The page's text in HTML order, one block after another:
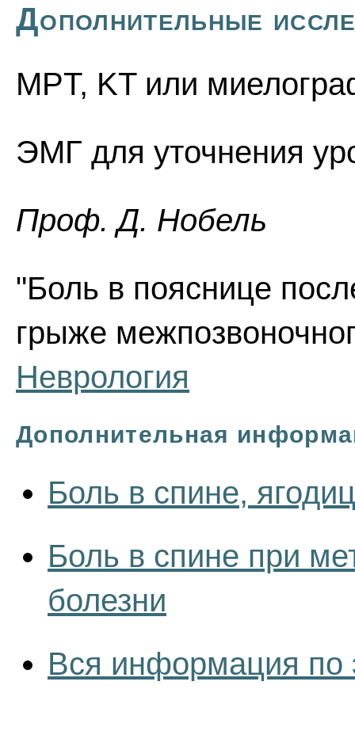
Дополнительные
MPT, KT или
ЭМГ для уточнения
Проф. Д. Нобель
"Боль в пояснице
грыже
Неврология
Дополнительная
Боль в спине,
Боль в спине при
болезни
Вся информация по